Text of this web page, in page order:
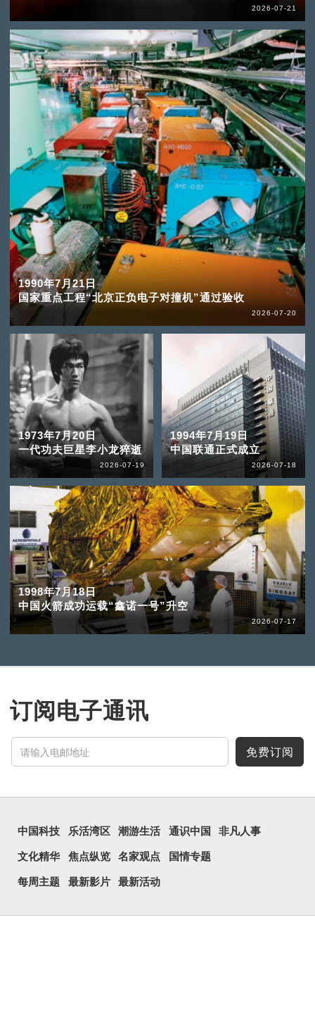
2026-07-21
1990年7月21日
国家重点工程“北京正负电子对撞机”通过验收
2026-07-20
1973年7月20日
一代功夫巨星李小龙猝逝
2026-07-19
1994年7月19日
中国联通正式成立
2026-07-18
1998年7月18日
中国火箭成功运载“鑫诺一号”升空
2026-07-17
订阅电子通讯
免费订阅
中国科技 乐活湾区 潮游生活 通识中国 非凡人事
文化精华 焦点纵览 名家观点 国情专题
每周主题 最新影片 最新活动